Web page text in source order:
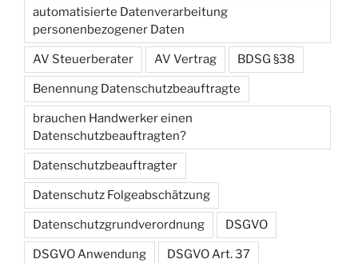
automatisierte Datenverarbeitung
personenbezogener Daten
AV Steuerberater AV Vertrag BDSG §38
Benennung Datenschutzbeauftragte
brauchen Handwerker einen
Datenschutzbeauftragten?
Datenschutzbeauftragter
Datenschutz Folgeabschätzung
Datenschutzgrundverordnung DSGVO
DSGVO Anwendung DSGVO Art. 37